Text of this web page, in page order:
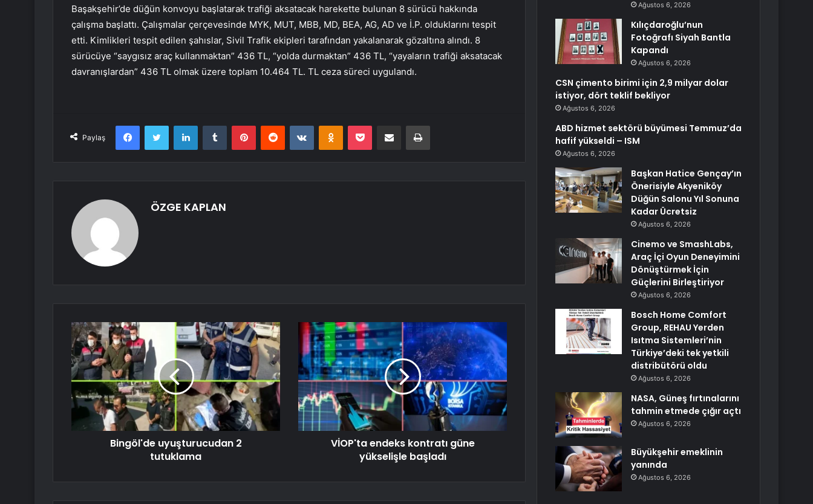
Başakşehir’de düğün konvoyu başlatarak trafiği aksatacak harekette bulunan 8 sürücü hakkında
çalışma başlattı. Çalışmalar çerçevesinde MYK, MUT, MBB, MD, BEA, AG, AD ve İ.P. olduklarını tespit
etti. Kimlikleri tespit edilen şahıslar, Sivil Trafik ekipleri tarafından yakalanarak gözaltına alındı. 8
sürücüye “saygısız araç kullanmaktan” 436 TL, “yolda durmaktan” 436 TL, “yayaların trafiği aksatacak
davranışlardan” 436 TL olmak üzere toplam 10.464 TL. TL ceza süreci uygulandı.
Paylaş
FacebookTwitter LinkedInTumblr PinterestReddit VKontakteOdnoklassniki
Pocket E-Posta ile paylaş Yazdır
ÖZGE KAPLAN
Bingöl'de uyuşturucudan 2
tutuklama
VİOP'ta endeks kontratı güne
yükselişle başladı
Ağustos 6, 2026
Kılıçdaroğlu’nun
Fotoğrafı Siyah Bantla
Kapandı
Ağustos 6, 2026
CSN çimento birimi için 2,9 milyar dolar
istiyor, dört teklif bekliyor
Ağustos 6, 2026
ABD hizmet sektörü büyümesi Temmuz’da
hafif yükseldi – ISM
Ağustos 6, 2026
Başkan Hatice Gençay’ın
Önerisiyle Akyeniköy
Düğün Salonu Yıl Sonuna
Kadar Ücretsiz
Ağustos 6, 2026
Cinemo ve SmashLabs,
Araç İçi Oyun Deneyimini
Dönüştürmek İçin
Güçlerini Birleştiriyor
Ağustos 6, 2026
Bosch Home Comfort
Group, REHAU Yerden
Isıtma Sistemleri’nin
Türkiye’deki tek yetkili
distribütörü oldu
Ağustos 6, 2026
NASA, Güneş fırtınalarını
tahmin etmede çığır açtı
Ağustos 6, 2026
Büyükşehir emeklinin
yanında
Ağustos 6, 2026